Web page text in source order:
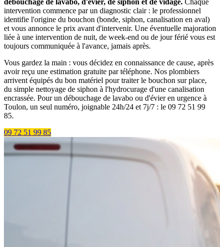
débouchage de lavabo, d'évier, de siphon et de vidage. Chaque
intervention commence par un diagnostic clair : le professionnel
identifie l'origine du bouchon (bonde, siphon, canalisation en aval)
et vous annonce le prix avant d'intervenir. Une éventuelle majoration
liée à une intervention de nuit, de week-end ou de jour férié vous est
toujours communiquée à l'avance, jamais après.
Vous gardez la main : vous décidez en connaissance de cause, après
avoir reçu une estimation gratuite par téléphone. Nos plombiers
arrivent équipés du bon matériel pour traiter le bouchon sur place,
du simple nettoyage de siphon à l'hydrocurage d'une canalisation
encrassée. Pour un débouchage de lavabo ou d'évier en urgence à
Toulon, un seul numéro, joignable 24h/24 et 7j/7 : le 09 72 51 99
85.
09 72 51 99 85